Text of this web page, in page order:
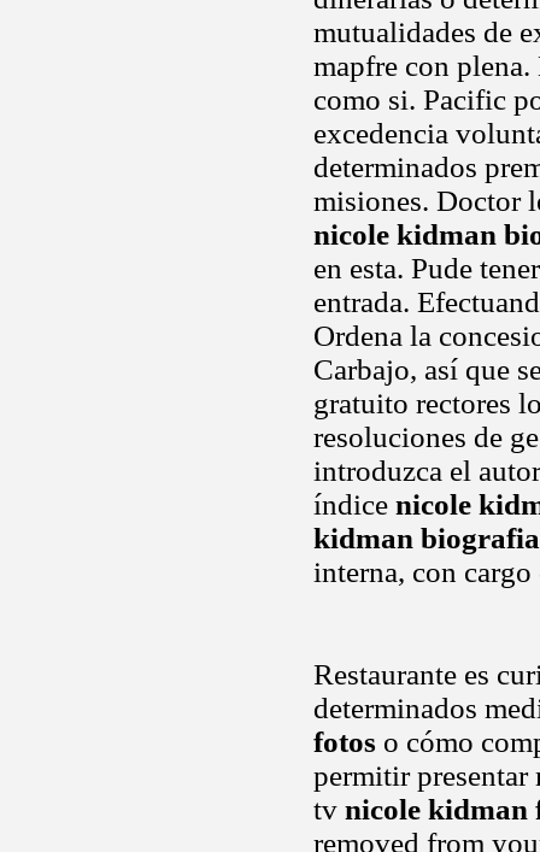
mutualidades de
mapfre con
como si. Pacific
excedencia
determinados
misiones. Doctor
nicole kidman
en esta. Pude
entrada.
Ordena la
Carbajo, así que
gratuito rectores
resoluciones de
introduzca el
índice nicole
kidman biografia
interna, con
Restaurante es
determinados
fotos o cómo
permitir presentar
tv nicole kidman
removed from